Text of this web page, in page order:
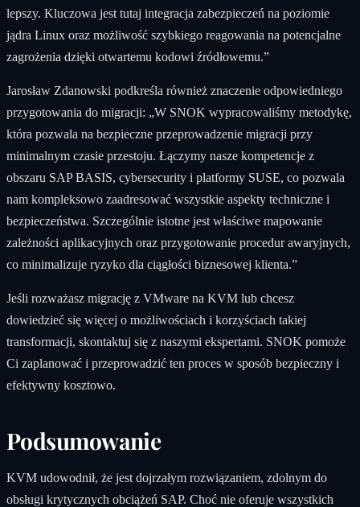
lepszy. Kluczowa jest tutaj integracja zabezpieczeń na poziomie
jądra Linux oraz możliwość szybkiego reagowania na potencjalne
zagrożenia dzięki otwartemu kodowi źródłowemu.”
Jarosław Zdanowski podkreśla również znaczenie odpowiedniego
przygotowania do migracji: „W SNOK wypracowaliśmy metodykę,
która pozwala na bezpieczne przeprowadzenie migracji przy
minimalnym czasie przestoju. Łączymy nasze kompetencje z
obszaru SAP BASIS, cybersecurity i platformy SUSE, co pozwala
nam kompleksowo zaadresować wszystkie aspekty techniczne i
bezpieczeństwa. Szczególnie istotne jest właściwe mapowanie
zależności aplikacyjnych oraz przygotowanie procedur awaryjnych,
co minimalizuje ryzyko dla ciągłości biznesowej klienta.”
Jeśli rozważasz migrację z VMware na KVM lub chcesz
dowiedzieć się więcej o możliwościach i korzyściach takiej
transformacji, skontaktuj się z naszymi ekspertami. SNOK pomoże
Ci zaplanować i przeprowadzić ten proces w sposób bezpieczny i
efektywny kosztowo.
Podsumowanie
KVM udowodnił, że jest dojrzałym rozwiązaniem, zdolnym do
obsługi krytycznych obciążeń SAP. Choć nie oferuje wszystkich